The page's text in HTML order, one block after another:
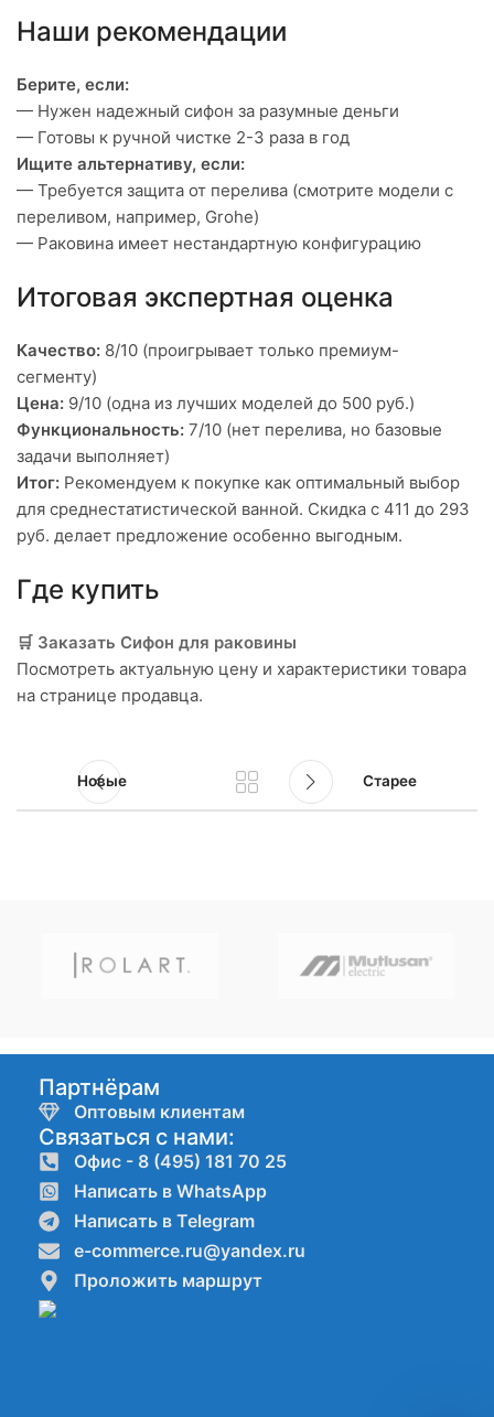
Наши рекомендации
Берите, если:
— Нужен надежный сифон за разумные деньги
— Готовы к ручной чистке 2-3 раза в год
Ищите альтернативу, если:
— Требуется защита от перелива (смотрите модели с
переливом, например, Grohe)
— Раковина имеет нестандартную конфигурацию
Итоговая экспертная оценка
Качество: 8/10 (проигрывает только премиум-
сегменту)
Цена: 9/10 (одна из лучших моделей до 500 руб.)
Функциональность: 7/10 (нет перелива, но базовые
задачи выполняет)
Итог: Рекомендуем к покупке как оптимальный выбор
для среднестатистической ванной. Скидка с 411 до 293
руб. делает предложение особенно выгодным.
Где купить
🛒 Заказать Сифон для раковины
Посмотреть актуальную цену и характеристики товара
на странице продавца.
Новые Старее
Партнёрам
Оптовым клиентам
Связаться с нами:
Офис - 8 (495) 181 70 25
Написать в WhatsApp
Написать в Telegram
e-commerce.ru@yandex.ru
Проложить маршрут